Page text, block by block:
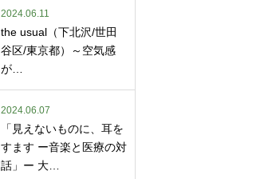
2024.06.11
the usual（下北沢/世田
谷区/東京都）～空気感
が…
2024.06.07
「見えないものに、耳を
すます ー音楽と医療の対
話」ー 大…